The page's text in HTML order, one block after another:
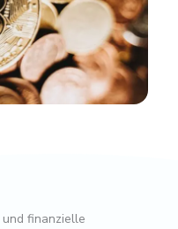
finanzielle